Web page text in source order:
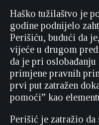
Haško tužilaštvo je
godine podnijelo
Perišiću, budući da
vijeće u drugom
da je pri
primjene pravnih
prvi put zatražen
pomoći” kao
Perišić je zatražio